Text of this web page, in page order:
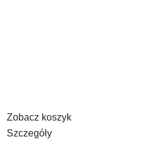
Zobacz koszyk
Szczegóły